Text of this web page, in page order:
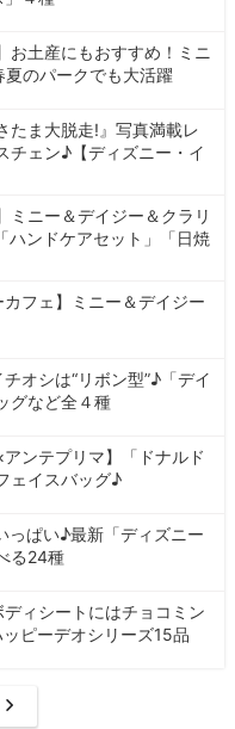
お土産にもおすすめ！ミニ
夏のパークでも大活躍
たま大脱走!』写真満載レ
チェン♪【ディズニー・イ
ミニー＆デイジー＆クラリ
ハンドケアセット」「日焼
フェ】ミニー＆デイジー
オシは“リボン型”♪「デイ
グなど全４種
ンテプリマ】「ドナルド
ェイスバッグ♪
っぱい♪最新「ディズニー
る24種
ディシートにはチョコミン
ピーデオシリーズ15品